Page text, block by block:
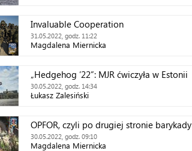
Invaluable Cooperation
31.05.2022, godz. 11:22
Magdalena Miernicka
„Hedgehog ’22”: MJR ćwiczyła w Estonii
30.05.2022, godz. 14:34
Łukasz Zalesiński
OPFOR, czyli po drugiej stronie barykady
30.05.2022, godz. 09:10
Magdalena Miernicka